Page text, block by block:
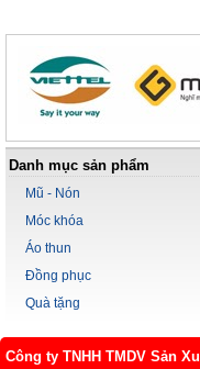
Danh mục sản phẩm
Mũ - Nón
Móc khóa
Áo thun
Đồng phục
Quà tặng
Công ty TNHH TMDV Sản